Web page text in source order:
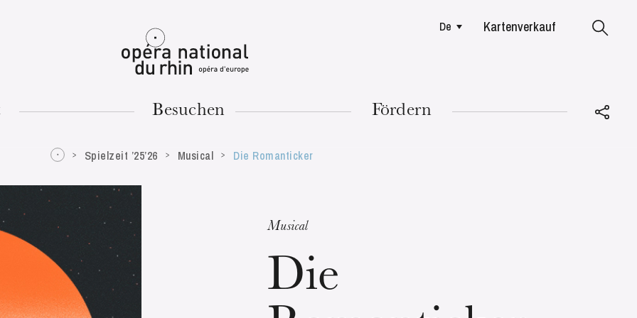
Mulhouse
De Kartenverkauf
Besuchen Fördern
Spielzeit ’25’26 Musical Die Romanticker
Musical
Die